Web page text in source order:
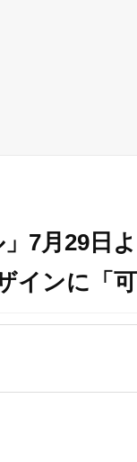
」7月29日
インに「可